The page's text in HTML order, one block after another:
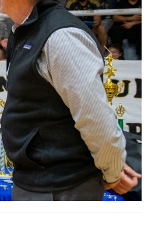
Siguiente